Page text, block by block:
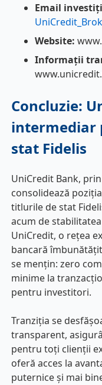
Email
Website:
Informații
Concluzie:
intermediar
stat Fidelis
UniCredit Bank,
consolidează
titlurile de stat
acum de
UniCredit, o rețea
bancară
se mențin: zero
minime la
pentru investitori.
Tranziția se
transparent,
pentru toți clienții
oferă acces la
puternice și mai